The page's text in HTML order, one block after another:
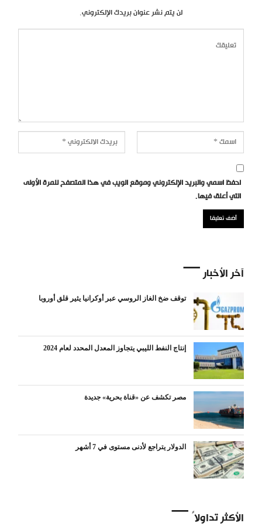
لن يتم نشر عنوان بريدك الإلكتروني.
احفظ اسمي والبريد الإلكتروني وموقع الويب في هذا المتصفح للمرة الأولى
التي أعلق فيها.
آخر الأخبار
توقف ضخ الغاز الروسي عبر أوكرانيا يثير قلق أوروبا
إنتاج النفط الليبي يتجاوز المعدل المحدد لعام 2024
مصر تكشف عن «قناة بحرية» جديدة
الدولار يتراجع لأدنى مستوى في 7 أشهر
الأكثر تداولاً